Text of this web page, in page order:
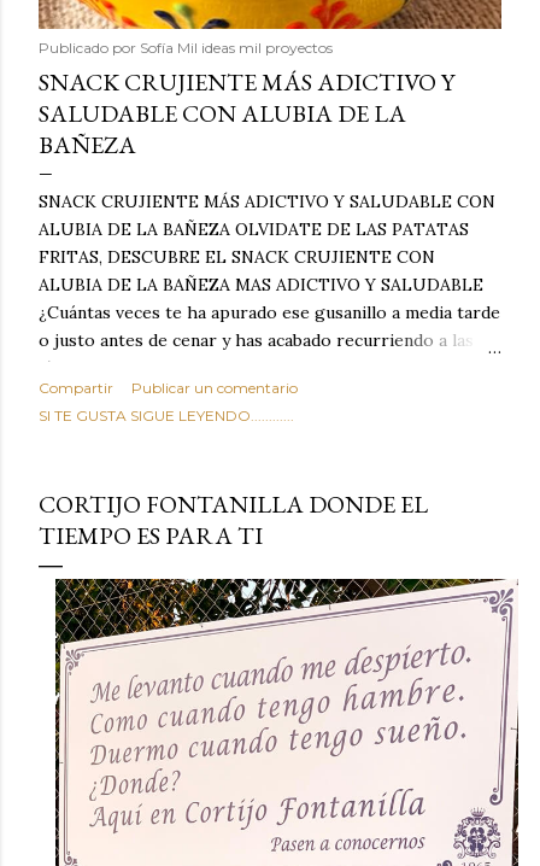
Publicado por Sofía Mil ideas mil proyectos
SNACK CRUJIENTE MÁS ADICTIVO Y
SALUDABLE CON ALUBIA DE LA
BAÑEZA
SNACK CRUJIENTE MÁS ADICTIVO Y SALUDABLE CON
ALUBIA DE LA BAÑEZA OLVIDATE DE LAS PATATAS
FRITAS, DESCUBRE EL SNACK CRUJIENTE CON
ALUBIA DE LA BAÑEZA MAS ADICTIVO Y SALUDABLE
¿Cuántas veces te ha apurado ese gusanillo a media tarde
o justo antes de cenar y has acabado recurriendo a las
típicas patatas de bolsa, frutos secos fritos o snacks
ultraprocesados llenos de grasas saturadas y sodio?
Todos hemos estado ahí. Sin embargo, cuidarse no tiene
satisface. Estas alubias crujientes al horno van a cambiar
por completo tu forma de ver las legumbres. Olvídate de
asociar las alubias únicamente a los guisos tradicionales y
copiosos de invierno. Con esta receta simple pero
revolucionaria, transformaremos un ingrediente tan
humilde como la alubia de La Bañeza en un snack ligero,
dorado, cargado de proteína y 100% natural. Es el
sustituto perfecto a los frutos se...
Compartir
Publicar un comentario
SI TE GUSTA SIGUE LEYENDO............
CORTIJO FONTANILLA DONDE EL
TIEMPO ES PARA TI